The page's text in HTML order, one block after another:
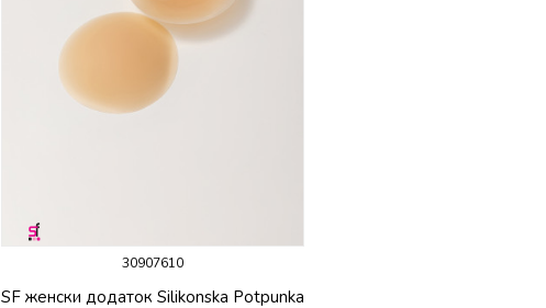
30907610
SF женски додаток Silikonska Potpunka